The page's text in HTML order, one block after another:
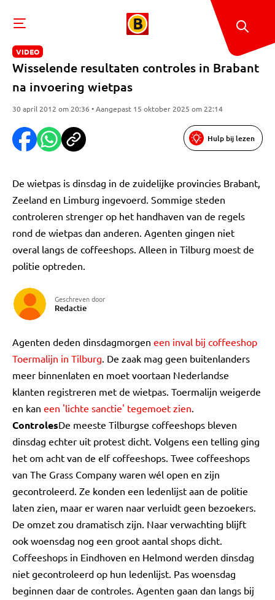
VIDEO
Wisselende resultaten controles in Brabant
na invoering wietpas
30 april 2012 om 20:36 • Aangepast 15 oktober 2025 om 22:14
Hulp bij lezen
De wietpas is dinsdag in de zuidelijke provincies Brabant,
Zeeland en Limburg ingevoerd. Sommige steden
controleren strenger op het handhaven van de regels
rond de wietpas dan anderen. Agenten gingen niet
overal langs de coffeeshops. Alleen in Tilburg moest de
politie optreden.
Geschreven door
Redactie
Agenten deden dinsdagmorgen een inval bij coffeeshop
Toermalijn in Tilburg. De zaak mag geen buitenlanders
meer binnenlaten en moet voortaan Nederlandse
klanten registreren met de wietpas. Toermalijn weigerde
en kan een 'lichte sanctie' tegemoet zien.
ControlesDe meeste Tilburgse coffeeshops bleven
dinsdag echter uit protest dicht. Volgens een telling ging
het om acht van de elf coffeeshops. Twee coffeeshops
van The Grass Company waren wél open en zijn
gecontroleerd. Ze konden een ledenlijst aan de politie
laten zien, maar er waren naar verluidt geen bezoekers.
De omzet zou dramatisch zijn. Naar verwachting blijft
ook woensdag nog een groot aantal shops dicht.
Coffeeshops in Eindhoven en Helmond werden dinsdag
niet gecontroleerd op hun ledenlijst. Pas woensdag
beginnen daar de controles. Agenten gaan dan langs bij